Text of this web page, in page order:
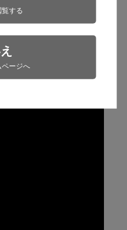
る、想像以上の仕上がりで
する
ージへ